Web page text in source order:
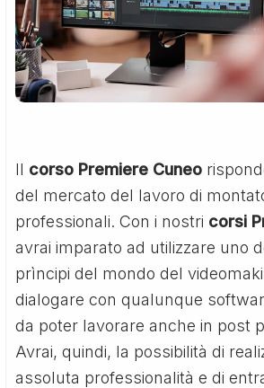
Il corso Premiere Cuneo
del mercato del lavoro di
professionali. Con i nostri corsi
avrai imparato ad utilizzare uno
prìncipi del mondo del
dialogare con qualunque
da poter lavorare anche in post
Avrai, quindi, la possibilità di
assoluta professionalità e di